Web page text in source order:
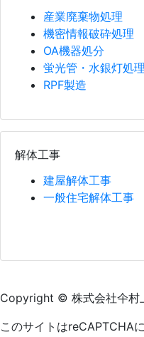
産業廃棄物処理
機密情報破砕処理
OA機器処分
蛍光管・水銀灯処理
RPF製造
解体工事
建屋解体工事
一般住宅解体工事
Copyright © 株式会社仐村
このサイトはreCAPTCHA